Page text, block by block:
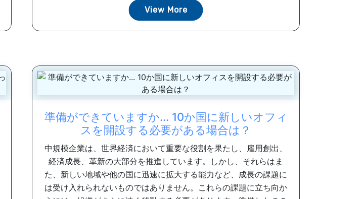
View More
準備ができていますか... 10か国に新しいオフィ
スを開設する必要がある場合は？
中規模企業は、世界経済において重要な役割を果たし、雇用創出、
経済成長、革新の大部分を推進しています。しかし、それらはま
た、新しい地域や他の国に迅速に拡大する能力など、成長の課題に
は受け入れられないものではありません。これらの課題に立ち向か